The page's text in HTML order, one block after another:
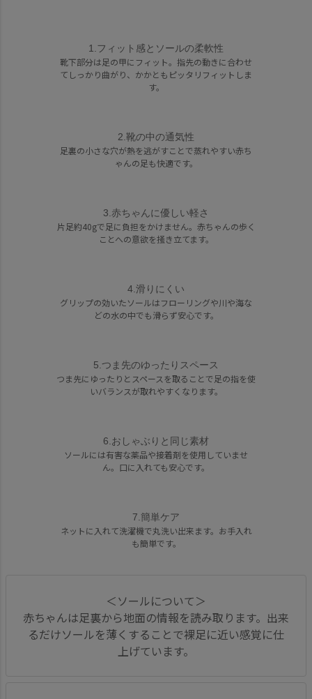
1.フィット感とソールの柔軟性
靴下部分は足の甲にフィット。指先の動きに合わせ
てしっかり曲がり、かかともピッタリフィットしま
す。
2.靴の中の通気性
足裏の小さな穴が熱を逃がすことで蒸れやすい赤ち
ゃんの足も快適です。
3.赤ちゃんに優しい軽さ
片足約40gで足に負担をかけません。赤ちゃんの歩く
ことへの意欲を掻き立てます。
4.滑りにくい
グリップの効いたソールはフローリングや川や海な
どの水の中でも滑らず安心です。
5.つま先のゆったりスペース
つま先にゆったりとスペースを取ることで足の指を使
いバランスが取れやすくなります。
6.おしゃぶりと同じ素材
ソールには有害な薬品や接着剤を使用していませ
ん。口に入れても安心です。
7.簡単ケア
ネットに入れて洗濯機で丸洗い出来ます。お手入れ
も簡単です。
＜ソールについて＞
赤ちゃんは足裏から地面の情報を読み取ります。出来
るだけソールを薄くすることで裸足に近い感覚に仕
上げています。